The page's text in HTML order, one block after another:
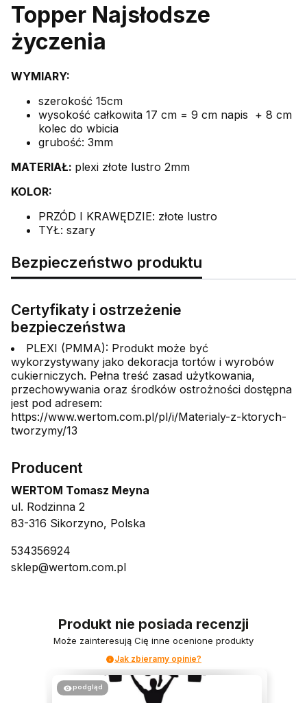
Topper Najsłodsze
życzenia
WYMIARY:
szerokość 15cm
wysokość całkowita 17 cm = 9 cm napis + 8 cm
kolec do wbicia
grubość: 3mm
MATERIAŁ: plexi złote lustro 2mm
KOLOR:
PRZÓD I KRAWĘDZIE: złote lustro
TYŁ: szary
Bezpieczeństwo produktu
Certyfikaty i ostrzeżenie
bezpieczeństwa
PLEXI (PMMA): Produkt może być
wykorzystywany jako dekoracja tortów i wyrobów
cukierniczych. Pełna treść zasad użytkowania,
przechowywania oraz środków ostrożności dostępna
jest pod adresem:
https://www.wertom.com.pl/pl/i/Materialy-z-ktorych-
tworzymy/13
Producent
WERTOM Tomasz Meyna
ul. Rodzinna 2
83-316 Sikorzyno, Polska
534356924
sklep@wertom.com.pl
Produkt nie posiada recenzji
Może zainteresują Cię inne ocenione produkty
Jak zbieramy opinie?
podgląd